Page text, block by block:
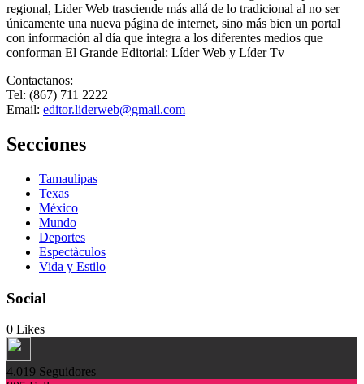
regional, Lider Web trasciende más allá de lo tradicional al no ser
únicamente una nueva página de internet, sino más bien un portal
con información al día que integra a los diferentes medios que
conforman El Grande Editorial: Líder Web y Líder Tv
Contactanos:
Tel: (867) 711 2222
Email: editor.liderweb@gmail.com
Secciones
Tamaulipas
Texas
México
Mundo
Deportes
Espectàculos
Vida y Estilo
Social
0 Likes
4.019 Seguidores